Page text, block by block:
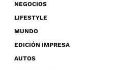
NEGOCIOS
LIFESTYLE
MUNDO
EDICIÓN IMPRESA
AUTOS